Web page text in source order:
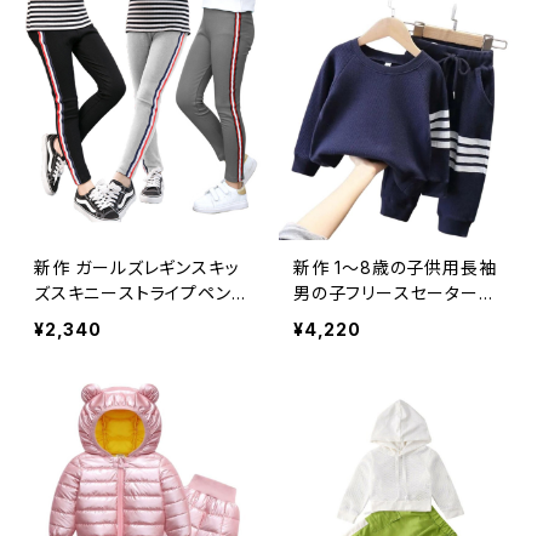
新作 ガールズレギンスキッ
ズスキニーストライプペンシ
ルパンツソフト伸縮性伸縮
性ウエストソリッドパンツ子
ティック ソリッドカラー
¥2,340
新作 1〜8歳の子供用長袖
男の子フリースセータース
ーツスポーツウェア男の子
トラックスーツ幼児服 ロン
¥4,220